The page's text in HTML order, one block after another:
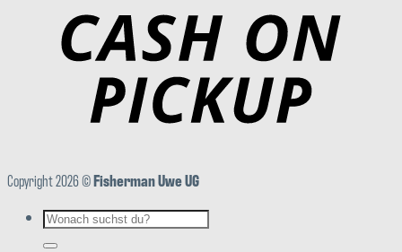
Copyright 2026 ©Fisherman Uwe UG
Suchen